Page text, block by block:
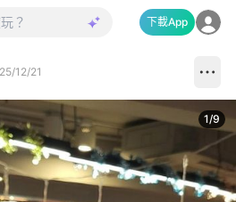
下載App
12/21
1/9